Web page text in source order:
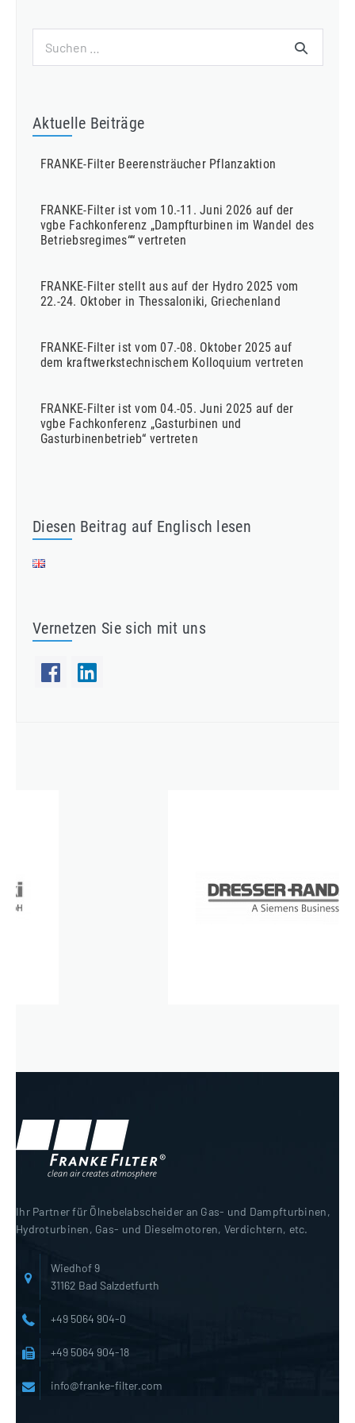
nach:
Aktuelle Beiträge
FRANKE-Filter Beerensträucher Pflanzaktion
FRANKE-Filter ist vom 10.-11. Juni 2026 auf der
vgbe Fachkonferenz „Dampfturbinen im Wandel des
Betriebsregimes““ vertreten
FRANKE-Filter stellt aus auf der Hydro 2025 vom
22.-24. Oktober in Thessaloniki, Griechenland
FRANKE-Filter ist vom 07.-08. Oktober 2025 auf
dem kraftwerkstechnischem Kolloquium vertreten
FRANKE-Filter ist vom 04.-05. Juni 2025 auf der
vgbe Fachkonferenz „Gasturbinen und
Gasturbinenbetrieb“ vertreten
Diesen Beitrag auf Englisch lesen
Vernetzen Sie sich mit uns
Ihr Partner für Ölnebelabscheider an Gas- und Dampfturbinen,
Hydroturbinen, Gas- und Dieselmotoren, Verdichtern, etc.
Wiedhof 9
31162 Bad Salzdetfurth
+49 5064 904-0
+49 5064 904-18
info@franke-filter.com